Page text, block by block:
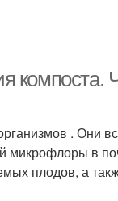
компоста.
. Они
микрофлоры в
плодов, а